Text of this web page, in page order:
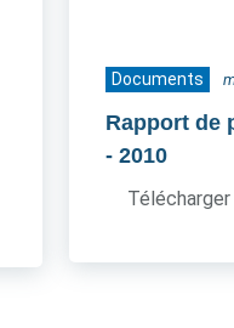
Documents
Rapport de
- 2010